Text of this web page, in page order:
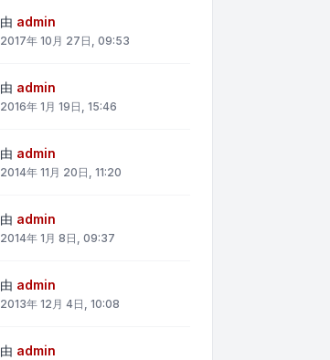
由 admin
2017年 10月 27日, 09:53
由 admin
2016年 1月 19日, 15:46
由 admin
2014年 11月 20日, 11:20
由 admin
2014年 1月 8日, 09:37
由 admin
2013年 12月 4日, 10:08
由 admin